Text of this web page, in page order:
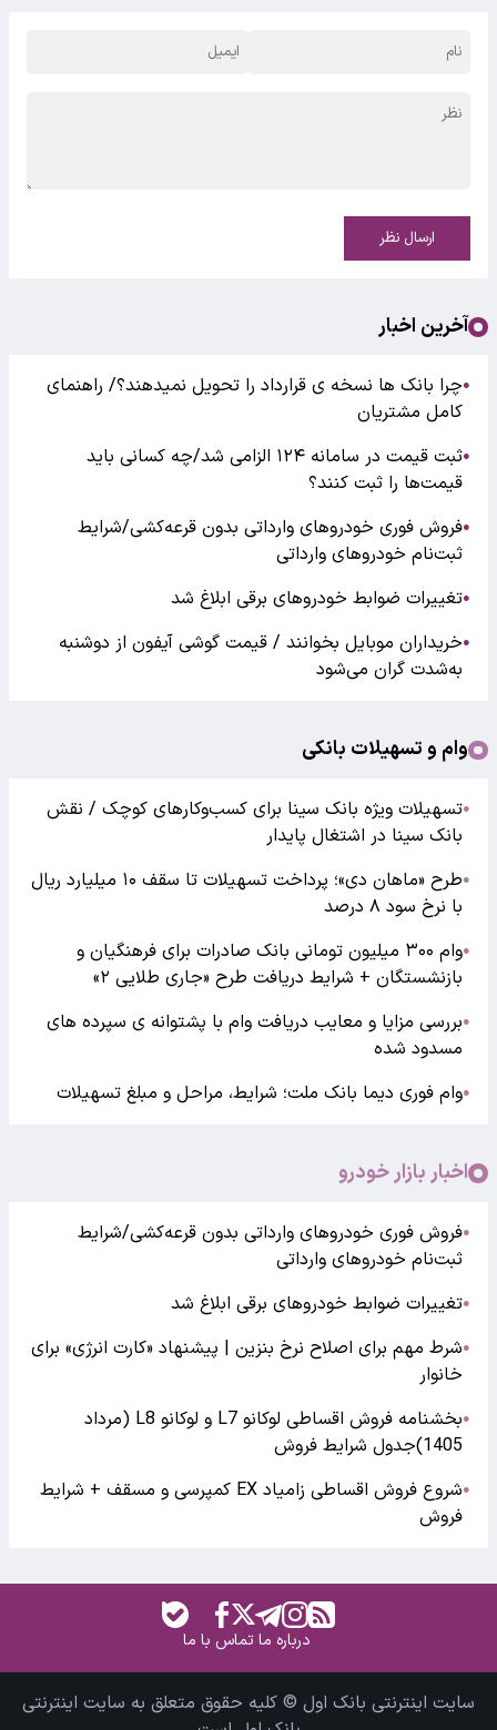
ارسال نظر
آخرین اخبار
●چرا بانک ها نسخه ی قرارداد را تحویل نمیدهند؟/ راهنمای
کامل مشتریان
●
ثبت قیمت در سامانه ۱۲۴ الزامی شد/چه کسانی باید
قیمت‌ها را ثبت کنند؟
●فروش فوری خودروهای وارداتی بدون قرعه‌کشی/شرایط
ثبت‌نام خودروهای وارداتی
●تغییرات ضوابط خودروهای برقی ابلاغ شد
●خریداران موبایل بخوانند / قیمت گوشی آیفون از دوشنبه
به‌شدت گران‌ می‌شود
وام و تسهیلات بانکی
●تسهیلات ویژه بانک سینا برای کسب‌وکارهای کوچک / نقش
بانک سینا در اشتغال پایدار
●
طرح «ماهان دی»؛ پرداخت تسهیلات تا سقف ۱۰ میلیارد ریال
با نرخ سود ۸ درصد
●
وام ۳۰۰ میلیون تومانی بانک صادرات برای فرهنگیان و
بازنشستگان + شرایط دریافت طرح «جاری طلایی ۲»
●بررسی مزایا و معایب دریافت وام با پشتوانه ی سپرده های
مسدود شده
●وام فوری دیما بانک ملت؛ شرایط، مراحل و مبلغ تسهیلات
اخبار بازار خودرو
●فروش فوری خودروهای وارداتی بدون قرعه‌کشی/شرایط
ثبت‌نام خودروهای وارداتی
●تغییرات ضوابط خودروهای برقی ابلاغ شد
●شرط مهم برای اصلاح نرخ بنزین | پیشنهاد «کارت انرژی» برای
خانوار
●
بخشنامه فروش اقساطی لوکانو L7 و لوکانو L8 (مرداد
1405)جدول شرایط فروش
●
شروع فروش اقساطی زامیاد EX کمپرسی و مسقف + شرایط
فروش
درباره ماتماس با ما
سایت اینترنتی بانک اول © کلیه حقوق متعلق به سایت اینترنتی